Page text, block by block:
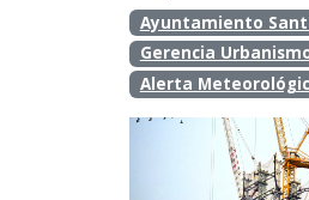
Ayuntamiento
Gerencia
Alerta